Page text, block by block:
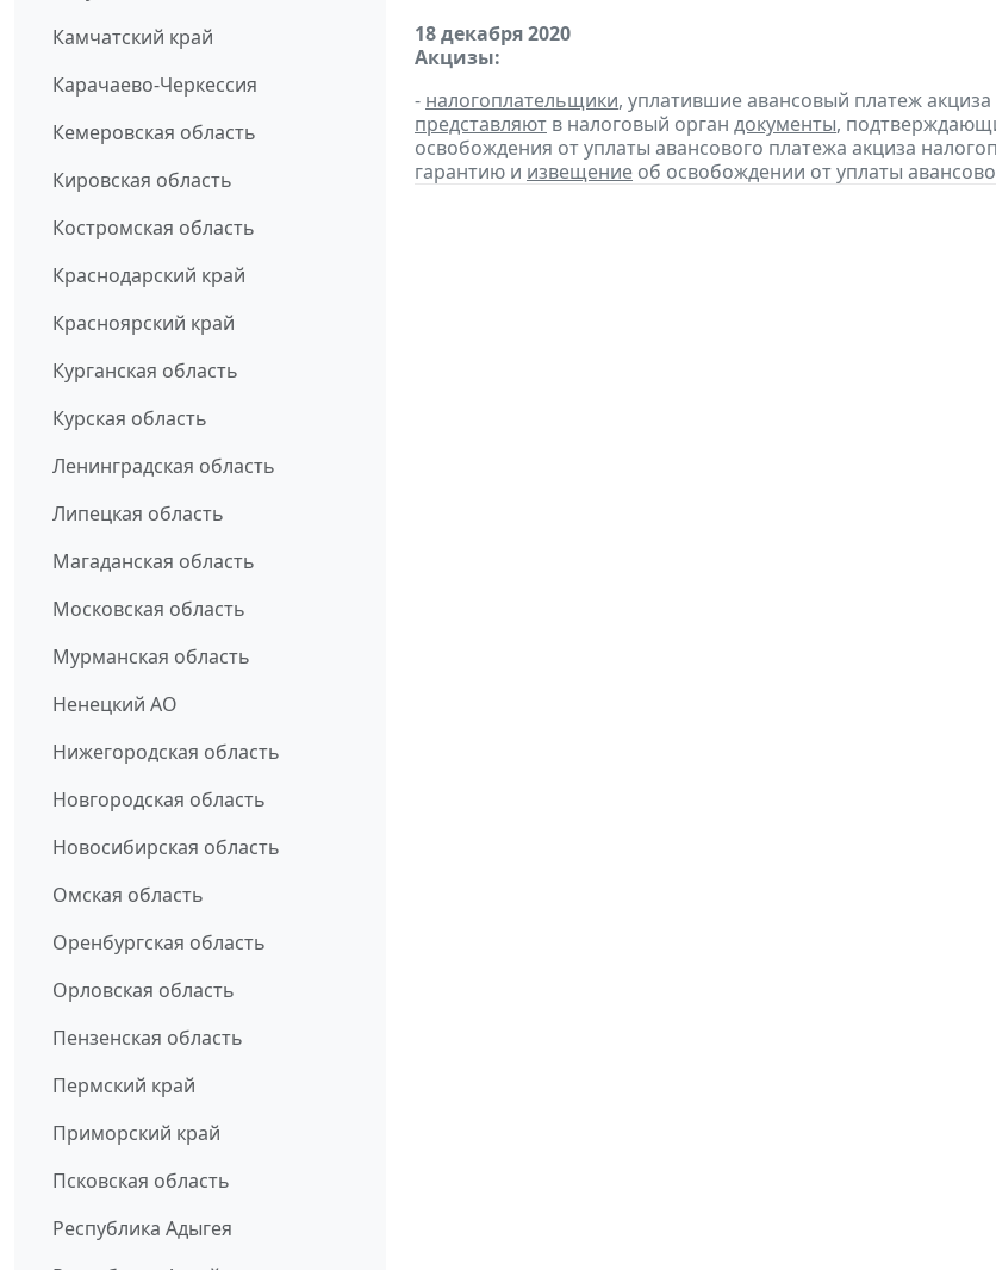
Камчатский край
Карачаево-Черкессия
Кемеровская область
Кировская область
Костромская область
Краснодарский край
Красноярский край
Курганская область
Курская область
Ленинградская область
Липецкая область
Магаданская область
Московская область
Мурманская область
Ненецкий АО
Нижегородская область
Новгородская область
Новосибирская область
Омская область
Оренбургская область
Орловская область
Пензенская область
Пермский край
Приморский край
Псковская область
Республика Адыгея
18 декабря 2020
Акцизы:
- налогоплательщики, уплатившие авансовый платеж
представляют в налоговый орган документы,
освобождения от уплаты авансового платежа акциза
гарантию и извещение об освобождении от уплаты